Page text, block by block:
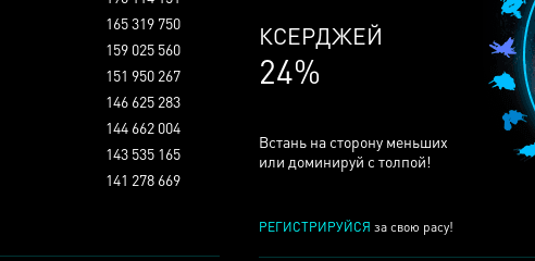
КСЕРДЖЕЙ
24%
Встань на сторону меньших
или доминируй с толпой!
РЕГИСТРИРУЙСЯ за свою расу!
165 319 750
159 025 560
151 950 267
146 625 283
144 662 004
143 535 165
141 278 669